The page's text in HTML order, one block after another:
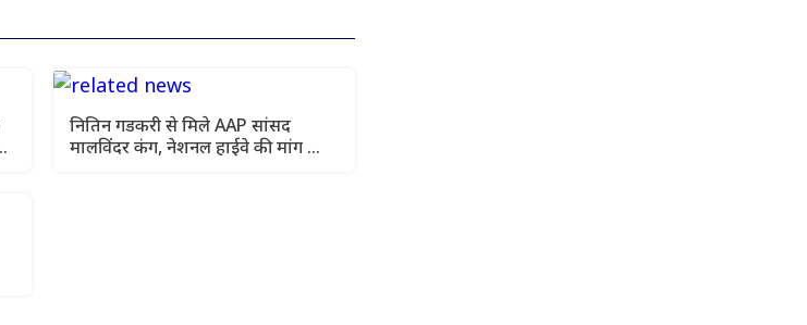
नितिन गडकरी से मिले AAP सांसद
मालविंदर कंग, नेशनल हाईवे की मांग फिर